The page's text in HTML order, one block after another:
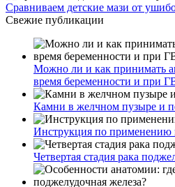
Сравниваем детские мази от
Свежие публикации
Можно ли и как принимать
время беременности и при
Камни в желчном пузыре и
Инструкция по применению
Четвертая стадия рака